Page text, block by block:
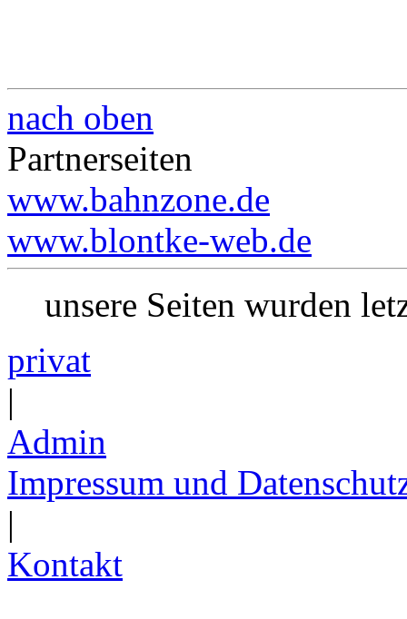
nach oben
Partnerseiten
www.bahnzone.de
www.blontke-web.de
unsere Seiten wurden
privat
|
Admin
Impressum und
|
Kontakt